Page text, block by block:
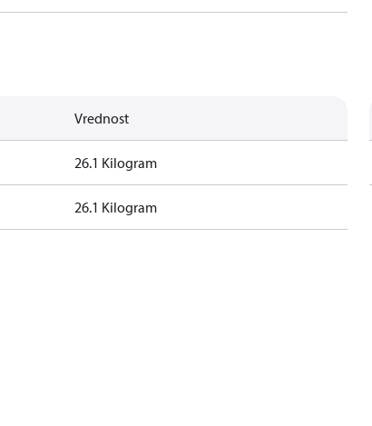
Vrednost
26.1 Kilogram
26.1 Kilogram